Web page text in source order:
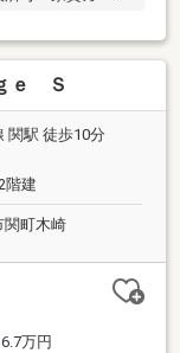
ｅ Ｓ
関駅 徒歩10分
階建
関町木崎
6.7万円